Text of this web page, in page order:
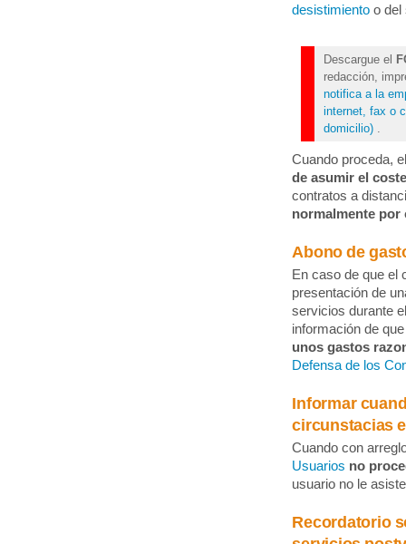
desistimiento o del
Descargue el
redacción,
notifica a la
internet, fax o
domicilio) .
Cuando proceda,
de asumir el
contratos a
normalmente por
Abono de
En caso de que el
presentación de
servicios durante
información de
unos gastos
Defensa de los
Informar
circunstacias
Cuando con
Usuarios no
usuario no le
Recordatorio